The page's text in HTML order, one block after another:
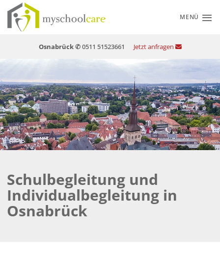
Zum
Inhalt
springen
MENÜ
Osnabrück✆ 0511 51523661 Jetzt anfragen
Schulbegleitung und
Individualbegleitung in
Osnabrück